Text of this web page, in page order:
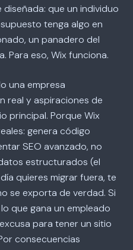
que un individuo
tenga algo en
un panadero del
Para eso, Wix funciona.
una empresa
real y aspiraciones de
principal. Porque Wix
genera código
SEO avanzado, no
estructurados (el
quieres migrar fuera, te
se exporta de verdad. Si
que gana un empleado
para tener un sitio
consecuencias